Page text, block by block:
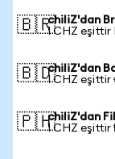
🇧🇷chiliZ'dan
1 CHZ
🇧🇩chiliZ'dan
1 CHZ eşittir
🇵🇭chiliZ'dan
1 CHZ eşittir